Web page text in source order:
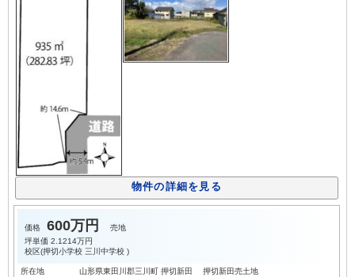
物件の詳細を見る
価格 600万円
売地
坪単価 2.1214万円
校区(押切小学校 三川中学校 )
所在地
山形県東田川郡三川町 押切新田 押切新田売土地